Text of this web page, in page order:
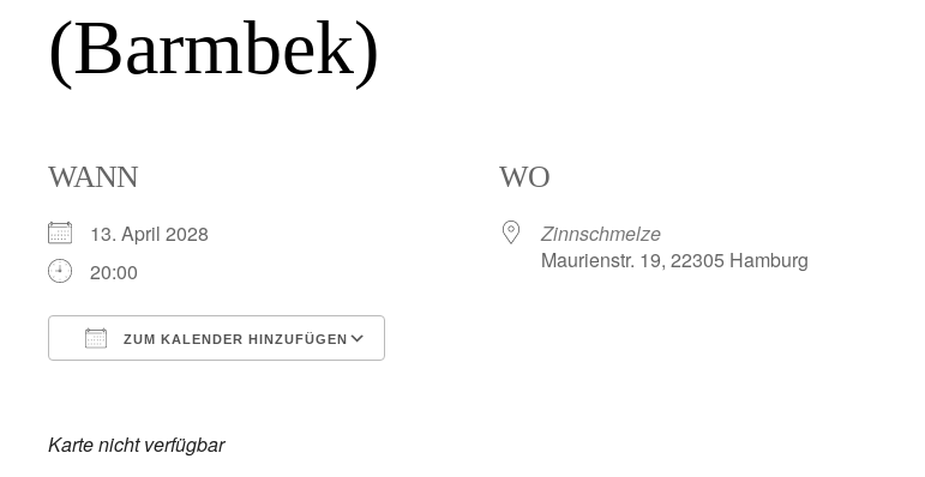
(Barmbek)
WANN
13. April 2028
20:00
ZUM KALENDER HINZUFÜGEN
WO
Zinnschmelze
Maurienstr. 19, 22305 Hamburg
Karte nicht verfügbar